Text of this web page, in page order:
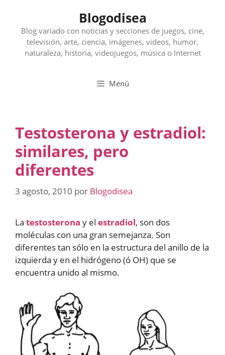
contenido
Blogodisea
Blog variado con noticias y secciones de juegos, cine,
televisión, arte, ciencia, imágenes, videos, humor,
naturaleza, historia, videojuegos, música o Internet
Menú
Testosterona y estradiol:
similares, pero
diferentes
3 agosto, 2010 por Blogodisea
La testosterona y el estradiol, son dos
moléculas con una gran semejanza. Son
diferentes tan sólo en la estructura del anillo de la
izquierda y en el hidrógeno (ó OH) que se
encuentra unido al mismo.